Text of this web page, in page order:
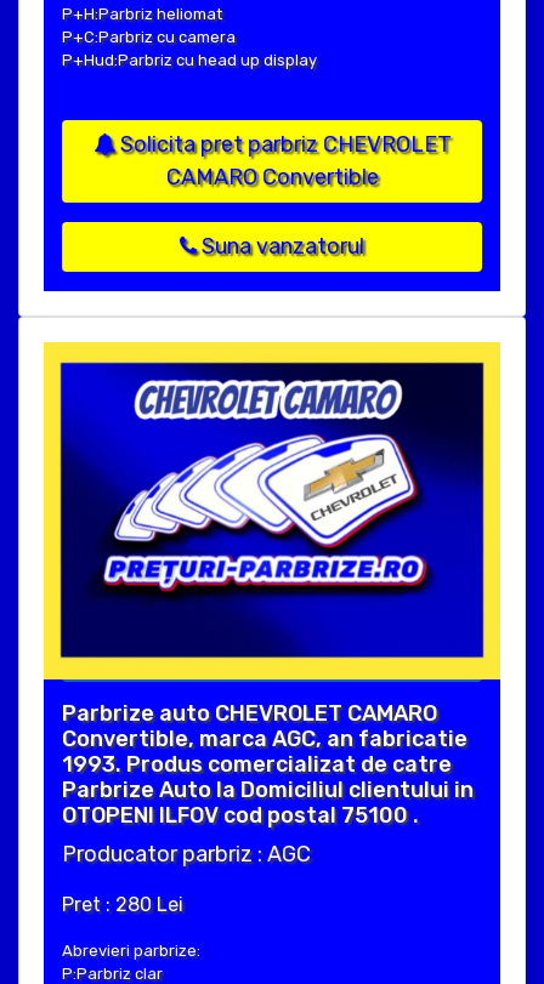
P+H:Parbriz heliomat
P+C:Parbriz cu camera
P+Hud:Parbriz cu head up display
Solicita pret parbriz CHEVROLET
CAMARO Convertible
Suna vanzatorul
Parbrize auto CHEVROLET CAMARO
Convertible, marca AGC, an fabricatie
1993. Produs comercializat de catre
Parbrize Auto la Domiciliul clientului in
OTOPENI ILFOV cod postal 75100 .
Producator parbriz : AGC
Pret : 280 Lei
Abrevieri parbrize:
P:Parbriz clar